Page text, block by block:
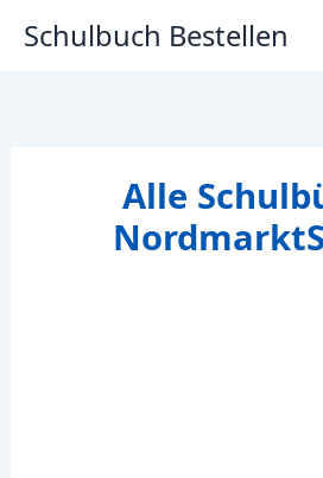
InhaltSchulbuch Bestellen
Alle